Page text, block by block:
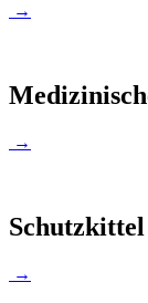
→
→
Schutzkittel
→